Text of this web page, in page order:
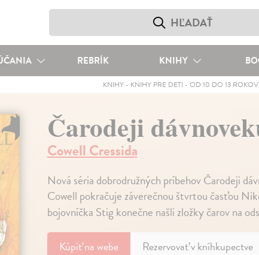
REBRÍK KNIHY
KNIHY- KNIHY PRE DETI - OD 10 DO 13 ROKOV
Čarodeji
Cowell Cressida
Nová séria dobrodružných príbehov Čarodeji
Cowell pokračuje záverečnou štvrtou časťou
bojovníčka Stig konečne našli zložky čarov na
Kúpiťna webe Rezervovať v kníhkupectve